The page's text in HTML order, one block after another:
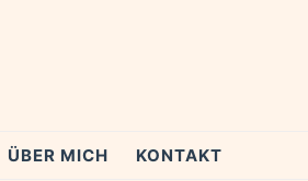
ÜBER MICH KONTAKT